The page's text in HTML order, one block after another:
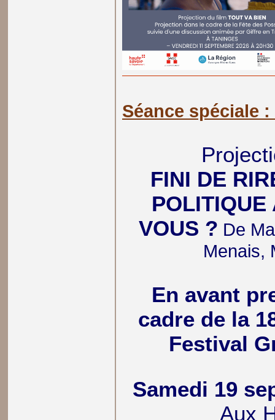
Séance spéciale
FINI DE
POLITIQUE
VOUS ? De
Menais,
En avant
cadre de la
Festival
Samedi 19
Aux